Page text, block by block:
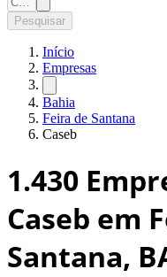
Pesquisar
Início
Empresas
Bahia
Feira de Santana
Caseb
1.430
Caseb em
Santana,